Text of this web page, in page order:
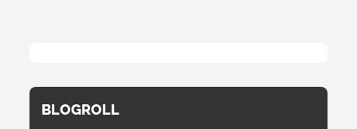
BLOGROLL